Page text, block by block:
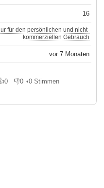
16
für den persönlichen und nicht-
kommerziellen Gebrauch
vor 7 Monaten
0 mir
👎0
Gefällt mir nicht
•0 Stimmen